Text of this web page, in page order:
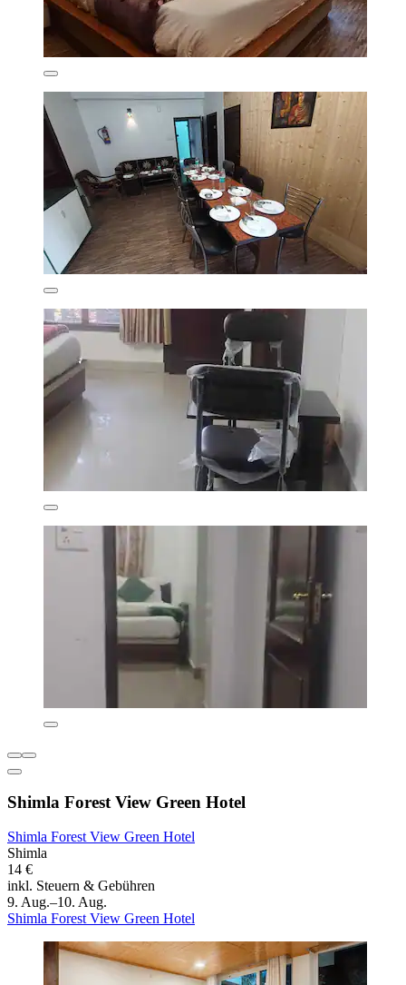
Shimla Forest View Green Hotel
Shimla Forest View Green Hotel
Shimla
14 €
inkl. Steuern & Gebühren
9. Aug.–10. Aug.
Shimla Forest View Green Hotel